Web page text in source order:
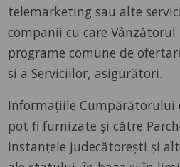
telemarketing sau alte
companii cu care
programe comune de
si a Serviciilor, asigurători.
Informațiile Cumpărătorului
pot fi furnizate și către
instanțele judecătorești și